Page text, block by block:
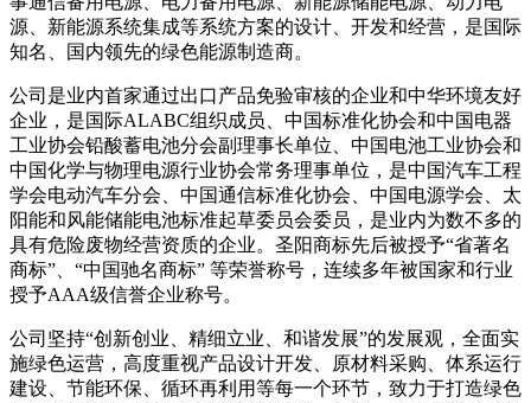
源、新能源系统集成等系统方案的设计、开发和经营，是国际
知名、国内领先的绿色能源制造商。
公司是业内首家通过出口产品免验审核的企业和中华环境友好
企业，是国际ALABC组织成员、中国标准化协会和中国电器
工业协会铅酸蓄电池分会副理事长单位、中国电池工业协会和
中国化学与物理电源行业协会常务理事单位，是中国汽车工程
学会电动汽车分会、中国通信标准化协会、中国电源学会、太
阳能和风能储能电池标准起草委员会委员，是业内为数不多的
具有危险废物经营资质的企业。圣阳商标先后被授予“省著名
商标”、“中国驰名商标” 等荣誉称号，连续多年被国家和行业
授予AAA级信誉企业称号。
公司坚持“创新创业、精细立业、和谐发展”的发展观，全面实
施绿色运营，高度重视产品设计开发、原材料采购、体系运行
建设、节能环保、循环再利用等每一个环节，致力于打造绿色